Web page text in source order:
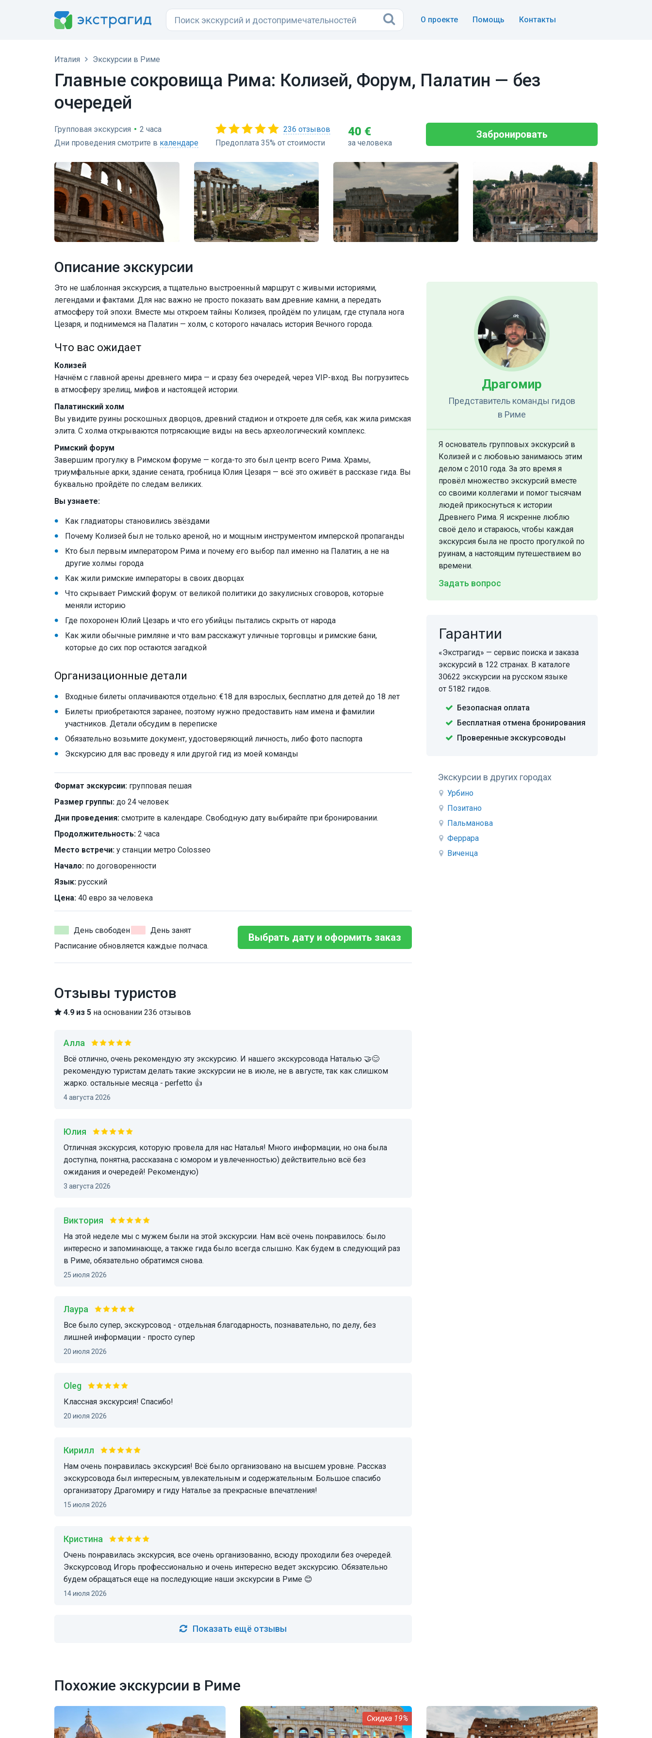
О проекте Помощь Контакты
Италия Экскурсии в Риме
Главные сокровища Рима: Колизей, Форум, Палатин — без
очередей
Групповая экскурсия • 2 часа
Дни проведения смотрите в календаре
236 отзывов
Предоплата 35% от стоимости
40 €
за человека
Забронировать
Описание экскурсии
Это не шаблонная экскурсия, а тщательно выстроенный маршрут с живыми историями,
легендами и фактами. Для нас важно не просто показать вам древние камни, а передать
атмосферу той эпохи. Вместе мы откроем тайны Колизея, пройдём по улицам, где ступала нога
Цезаря, и поднимемся на Палатин — холм, с которого началась история Вечного города.
Что вас ожидает
Колизей
Начнём с главной арены древнего мира — и сразу без очередей, через VIP-вход. Вы погрузитесь
в атмосферу зрелищ, мифов и настоящей истории.
Палатинский холм
Вы увидите руины роскошных дворцов, древний стадион и откроете для себя, как жила римская
элита. С холма открываются потрясающие виды на весь археологический комплекс.
Римский форум
Завершим прогулку в Римском форуме — когда-то это был центр всего Рима. Храмы,
триумфальные арки, здание сената, гробница Юлия Цезаря — всё это оживёт в рассказе гида. Вы
буквально пройдёте по следам великих.
Вы узнаете:
Как гладиаторы становились звёздами
Почему Колизей был не только ареной, но и мощным инструментом имперской пропаганды
Кто был первым императором Рима и почему его выбор пал именно на Палатин, а не на
другие холмы города
Как жили римские императоры в своих дворцах
Что скрывает Римский форум: от великой политики до закулисных сговоров, которые
меняли историю
Где похоронен Юлий Цезарь и что его убийцы пытались скрыть от народа
Как жили обычные римляне и что вам расскажут уличные торговцы и римские бани,
которые до сих пор остаются загадкой
Организационные детали
Входные билеты оплачиваются отдельно: €18 для взрослых, бесплатно для детей до 18 лет
Билеты приобретаются заранее, поэтому нужно предоставить нам имена и фамилии
участников. Детали обсудим в переписке
Обязательно возьмите документ, удостоверяющий личность, либо фото паспорта
Экскурсию для вас проведу я или другой гид из моей команды
Формат экскурсии: групповая пешая
Размер группы: до 24 человек
Дни проведения: смотрите в календаре. Свободную дату выбирайте при бронировании.
Продолжительность: 2 часа
Место встречи: у станции метро Colosseo
Начало: по договоренности
Язык: русский
Цена: 40 евро за человека
День свободен
День занят
Расписание обновляется каждые полчаса.
Выбрать дату и оформить заказ
Отзывы туристов
4.9 из 5 на основании 236 отзывов
Алла
Всё отлично, очень рекомендую эту экскурсию. И нашего экскурсовода Наталью 🤝😊
рекомендую туристам делать такие экскурсии не в июле, не в августе, так как слишком
жарко. остальные месяца - perfetto 👍
4 августа 2026
Юлия
Отличная экскурсия, которую провела для нас Наталья! Много информации, но она была
доступна, понятна, рассказана с юмором и увлеченностью) действительно всё без
ожидания и очередей! Рекомендую)
3 августа 2026
Виктория
На этой неделе мы с мужем были на этой экскурсии. Нам всё очень понравилось: было
интересно и запоминающе, а также гида было всегда слышно. Как будем в следующий раз
в Риме, обязательно обратимся снова.
25 июля 2026
Лаура
Все было супер, экскурсовод - отдельная благодарность, познавательно, по делу, без
лишней информации - просто супер
20 июля 2026
Oleg
Классная экскурсия! Спасибо!
20 июля 2026
Кирилл
Нам очень понравилась экскурсия! Всё было организовано на высшем уровне. Рассказ
экскурсовода был интересным, увлекательным и содержательным. Большое спасибо
организатору Драгомиру и гиду Наталье за прекрасные впечатления!
15 июля 2026
Кристина
Очень понравилась экскурсия, все очень организованно, всюду проходили без очередей.
Экскурсовод Игорь профессионально и очень интересно ведет экскурсию. Обязательно
будем обращаться еще на последующие наши экскурсии в Риме 😊
14 июля 2026
Показать ещё отзывы
Драгомир
Представитель команды гидов
в Риме
Я основатель групповых экскурсий в
Колизей и с любовью занимаюсь этим
делом с 2010 года. За это время я
провёл множество экскурсий вместе
со своими коллегами и помог тысячам
людей прикоснуться к истории
Древнего Рима. Я искренне люблю
своё дело и стараюсь, чтобы каждая
экскурсия была не просто прогулкой по
руинам, а настоящим путешествием во
времени.
Задать вопрос
Гарантии
«Экстрагид» — сервис поиска и заказа
экскурсий в 122 странах. В каталоге
30622 экскурсии на русском языке
от 5182 гидов.
Безопасная оплата
Бесплатная отмена бронирования
Проверенные экскурсоводы
Экскурсии в других городах
Урбино
Позитано
Пальманова
Феррара
Виченца
Похожие экскурсии в Риме
19%